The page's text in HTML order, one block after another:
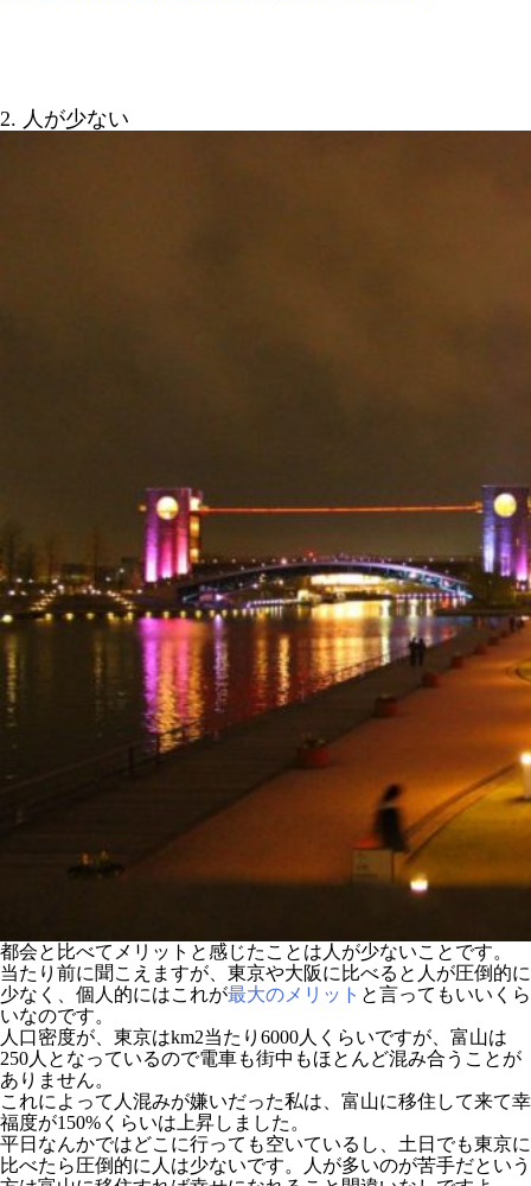
2. 人が少ない
都会と比べてメリットと感じたことは人が少ないことです。
当たり前に聞こえますが、東京や大阪に比べると人が圧倒的に
少なく、個人的にはこれが最大のメリット と言ってもいいくら
いなのです。
人口密度が、東京はkm2当たり6000人くらいですが、富山は
250人となっているので電車も街中もほとんど混み合うことが
ありません。
これによって人混みが嫌いだった私は、富山に移住して来て幸
福度が150%くらいは上昇しました。
平日なんかではどこに行っても空いているし、土日でも東京に
比べたら圧倒的に人は少ないです。人が多いのが苦手だという